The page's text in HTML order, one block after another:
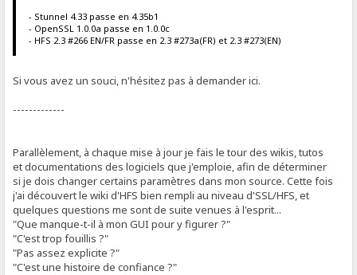
- Stunnel 4.33 passe en 4.35b1
- OpenSSL 1.0.0a passe en 1.0.0c
- HFS 2.3 #266 EN/FR passe en 2.3 #273a(FR) et 2.3 #273(EN)
Si vous avez un souci, n'hésitez pas à demander ici.
-------------
Parallèlement, à chaque mise à jour je fais le tour des wikis, tutos
et documentations des logiciels que j'emploie, afin de déterminer
si je dois changer certains paramètres dans mon source. Cette fois
j'ai découvert le wiki d'HFS bien rempli au niveau d'SSL/HFS, et
quelques questions me sont de suite venues à l'esprit...
"Que manque-t-il à mon GUI pour y figurer ?"
"C'est trop fouillis ?"
"Pas assez explicite ?"
"C'est une histoire de confiance ?"